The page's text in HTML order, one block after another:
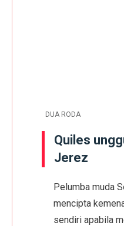
DUA RODA
Quiles
Jerez
Pelumba muda
mencipta
sendiri apabila